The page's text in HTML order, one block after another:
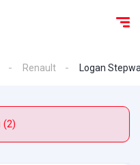
Renault Logan
Фильтры (2)